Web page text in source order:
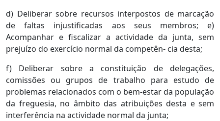
d) Deliberar sobre recursos interpostos de marcação
de faltas injustificadas aos seus membros; e)
Acompanhar e fiscalizar a actividade da junta, sem
prejuízo do exercício normal da competên- cia desta;
f) Deliberar sobre a constituição de delegações,
comissões ou grupos de trabalho para estudo de
problemas relacionados com o bem-estar da população
da freguesia, no âmbito das atribuições desta e sem
interferência na actividade normal da junta;